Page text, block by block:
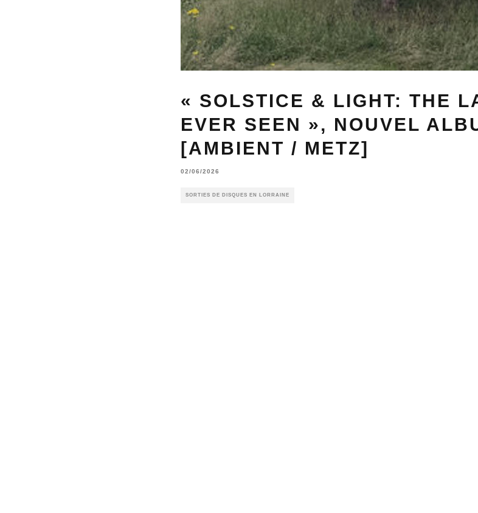
« SOLSTICE & LIGHT: THE
EVER SEEN », NOUVEL
[AMBIENT / METZ]
02/06/2026
SORTIES DE DISQUES EN LORRAINE